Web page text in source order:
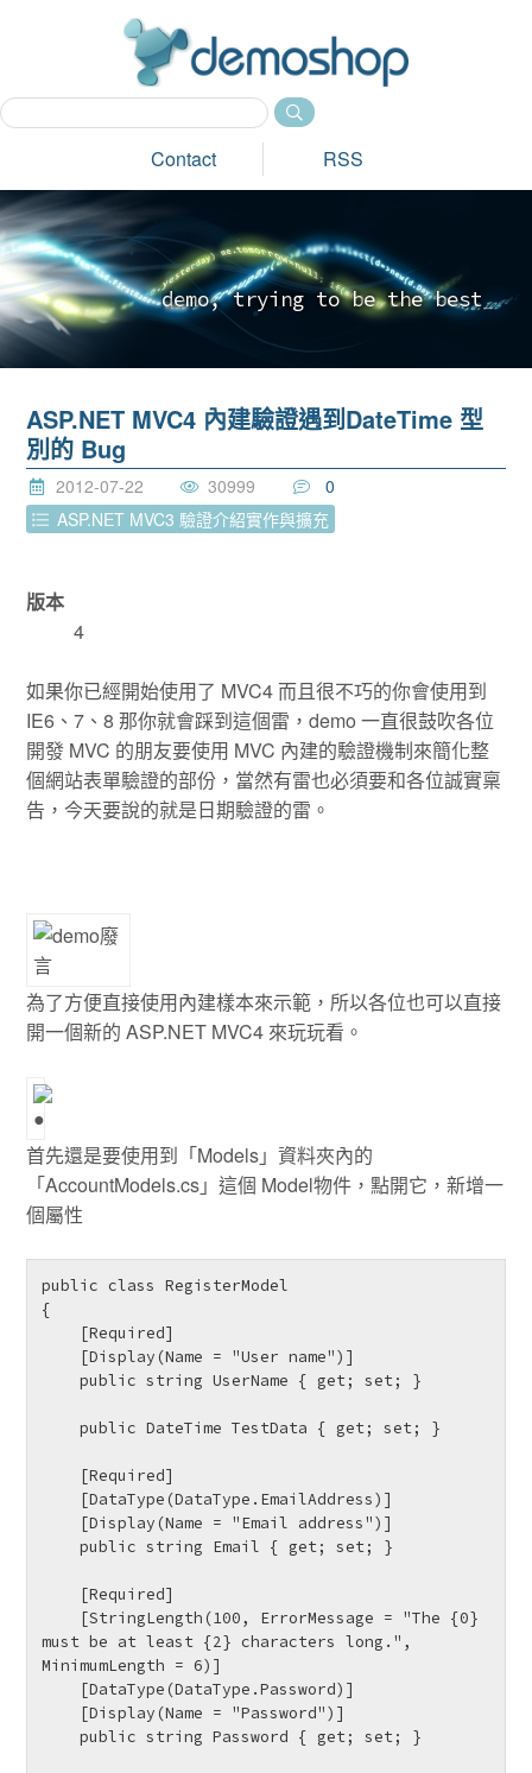
Contact RSS
demo, tryi ng to be the best_
ASP.NET MVC4 內建驗證遇到DateTime 型
別的 Bug
2012-07-22 30999
0
ASP.NET MVC3 驗證介紹實作與擴充
版本
4
如果你已經開始使用了 MVC4 而且很不巧的你會使用到
IE6、7、8 那你就會踩到這個雷，demo 一直很鼓吹各位
開發 MVC 的朋友要使用 MVC 內建的驗證機制來簡化整
個網站表單驗證的部份，當然有雷也必須要和各位誠實稟
告，今天要說的就是日期驗證的雷。
為了方便直接使用內建樣本來示範，所以各位也可以直接
開一個新的 ASP.NET MVC4 來玩玩看。
首先還是要使用到「Models」資料夾內的
「AccountModels.cs」這個 Model物件，點開它，新增一
個屬性
public class RegisterModel
{
    public string UserName { get; set; }
    public DateTime TestData { get; set; }
    public string Email { get; set; }
must be at least {2} characters long.",
MinimumLength = 6)]
    public string Password { get; set; }